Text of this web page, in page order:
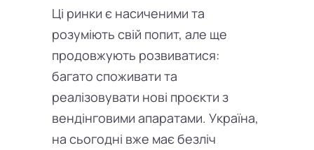
Ці ринки є насиченими та
розуміють свій попит, але ще
продовжують розвиватися:
багато споживати та
реалізовувати нові проєкти з
вендінговими апаратами. Україна,
на сьогодні вже має безліч